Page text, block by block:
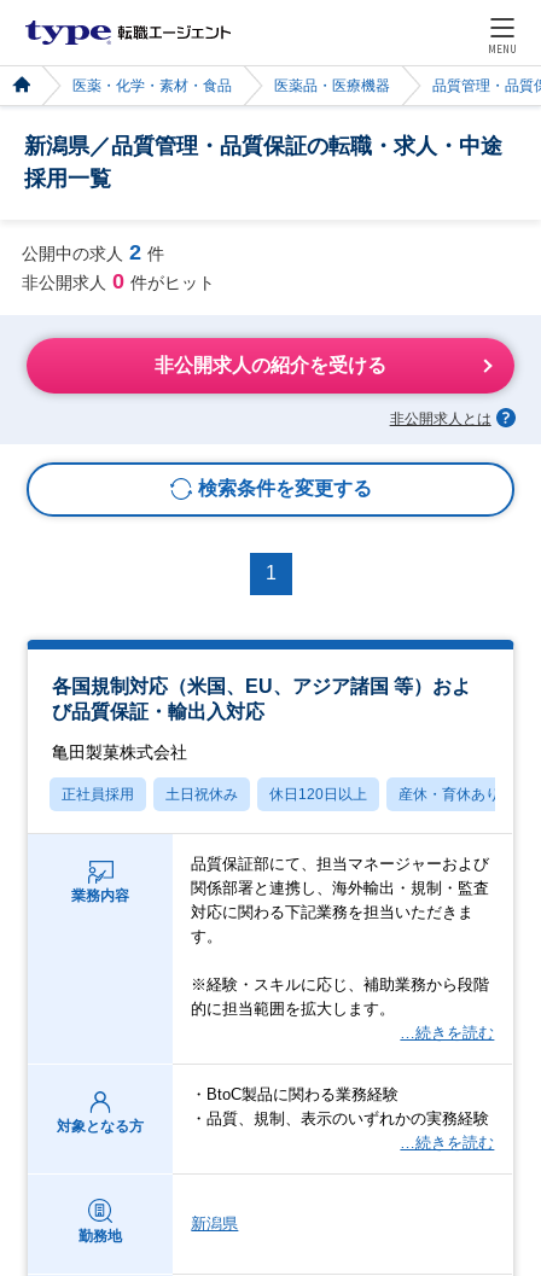
MENU
医薬・化学・素材・食品 医薬品・医療機器 品質管理・品質
新潟県／品質管理・品質保証の転職・求人・中途
採用一覧
公開中の求人 2 件
非公開求人 0 件がヒット
非公開求人の紹介を受ける
非公開求人とは
検索条件を変更する
1
各国規制対応（米国、EU、アジア諸国 等）およ
び品質保証・輸出入対応
亀田製菓株式会社
正社員採用 土日祝休み 休日120日以上 産休・育休あり
業務内容
品質保証部にて、担当マネージャーおよび
関係部署と連携し、海外輸出・規制・監査
対応に関わる下記業務を担当いただきま
す。
※経験・スキルに応じ、補助業務から段階
的に担当範囲を拡大します。
…続きを読む
対象となる方
・BtoC製品に関わる業務経験
・品質、規制、表示のいずれかの実務経験
…続きを読む
勤務地
新潟県